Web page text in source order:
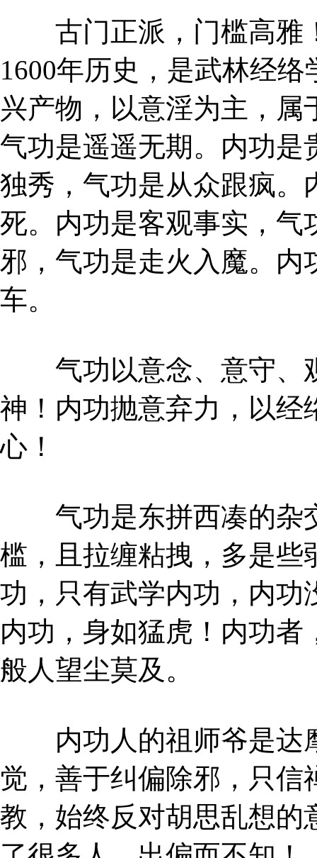
古门正派，门槛高雅
1600年历史，是武林经
兴产物，以意淫为主，
气功是遥遥无期。内功是
独秀，气功是从众跟疯。
死。内功是客观事实，气
邪，气功是走火入魔。内
车。
气功以意念、意守、
神！内功抛意弃力，以经
心！
气功是东拼西凑的杂
槛，且拉缠粘拽，多是些
功，只有武学内功，内功
内功，身如猛虎！内功
般人望尘莫及。
内功人的祖师爷是达
觉，善于纠偏除邪，只
教，始终反对胡思乱想的